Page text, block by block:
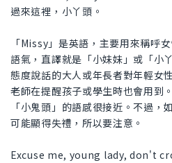
過來這裡，小丫頭。
「Missy」是英語，主要用來稱呼
語氣，直譯就是「小妹妹」或「小
態度說話的大人或年長者對年輕女
老師在提醒孩子或學生時也會用到
「小鬼頭」的語感很接近。不過，
可能顯得失禮，所以要注意。
Excuse me, young lady, don't